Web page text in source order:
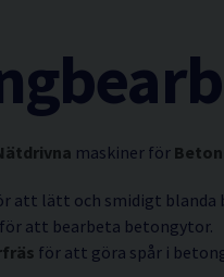
maskiner för
att lätt och smidigt blanda
för att bearbeta betongytor.
för att göra spår i